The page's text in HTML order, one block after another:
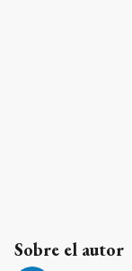
Sobre el autor